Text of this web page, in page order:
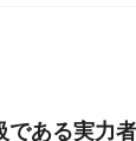
である実力